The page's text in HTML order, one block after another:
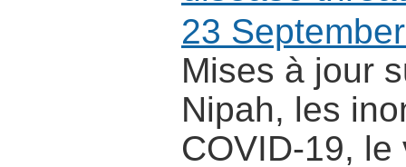
23
Mises à jour
Nipah, les
COVID-19, le